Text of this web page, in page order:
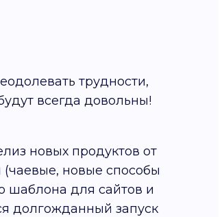
трудности,
всегда довольны!
новых продуктов от
новые способы
шаблона для сайтов и
долгожданный запуск